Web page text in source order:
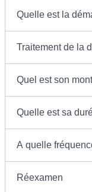
Quelle est la
Traitement de la
Quel est son
Quelle est sa
A quelle
Réexamen